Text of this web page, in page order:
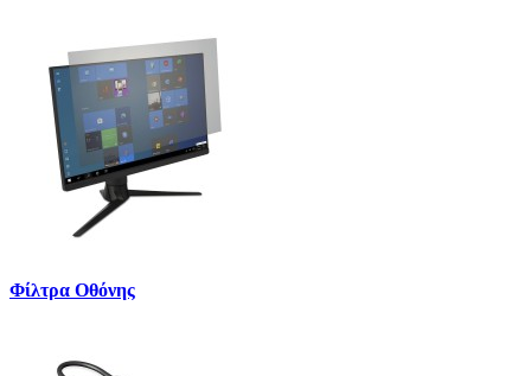
Φίλτρα Οθόνης